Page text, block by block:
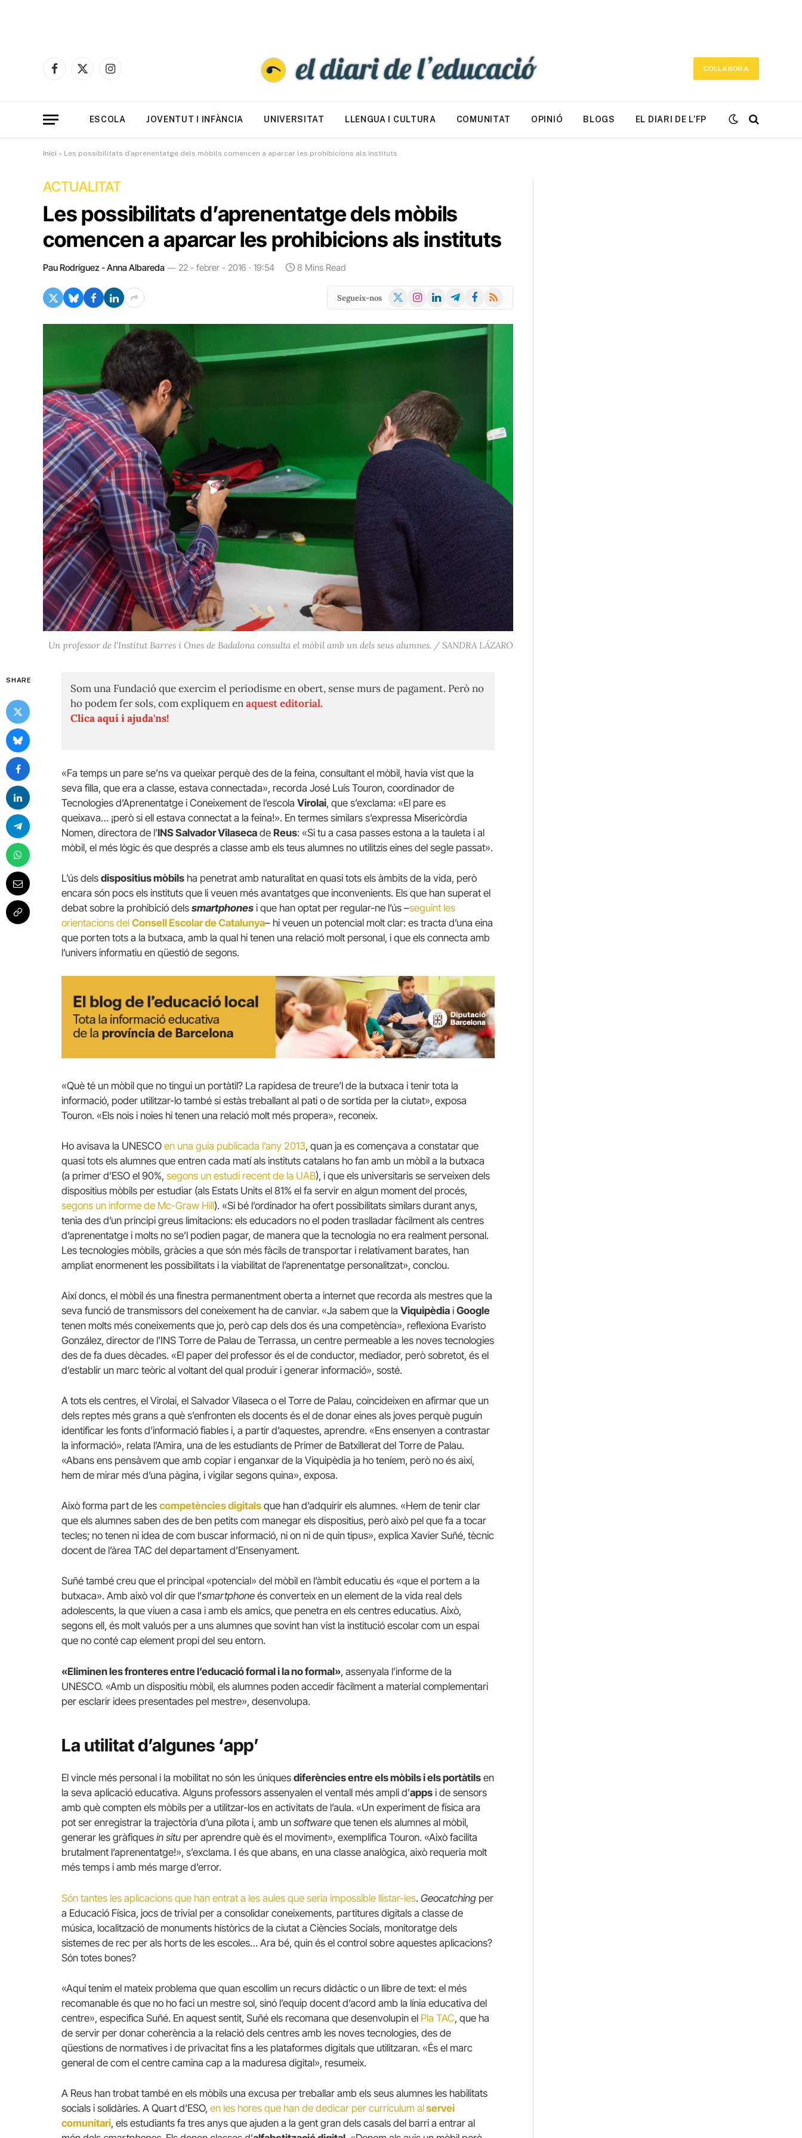
Facebook
X
Instagram
COL·LABORA
ESCOLA JOVENTUT I INFÀNCIA UNIVERSITAT LLENGUA I CULTURA COMUNITAT OPINIÓ BLOGS EL DIARI DE L’FP
Inici » Les possibilitats d’aprenentatge dels mòbils comencen a aparcar les prohibicions als instituts
ACTUALITAT
Les possibilitats d’aprenentatge dels mòbils
comencen a aparcar les prohibicions als instituts
Pau Rodríguez - Anna Albareda 22 - febrer - 2016 · 19:54 8 Mins Read
Segueix-nos
X
Instagram
LinkedInTelegramFacebook
RSS
Un professor de l'Institut Barres i Ones de Badalona consulta el mòbil amb un dels seus alumnes. / SANDRA LÁZARO
SHARE
Som una Fundació que exercim el periodisme en obert, sense murs de pagament. Però no
ho podem fer sols, com expliquem enaquest editorial.
Clica aquí i ajuda'ns!
«Fa temps un pare se’ns va queixar perquè des de la feina, consultant el mòbil, havia vist que la
seva filla, que era a classe, estava connectada», recorda José Luís Touron, coordinador de
Tecnologies d’Aprenentatge i Coneixement de l’escola Virolai, que s’exclama: «El pare es
queixava… ¡però si ell estava connectat a la feina!». En termes similars s’expressa Misericòrdia
Nomen, directora de l’INS Salvador Vilaseca de Reus: «Si tu a casa passes estona a la tauleta i al
mòbil, el més lògic és que després a classe amb els teus alumnes no utilitzis eines del segle passat».
L’ús dels dispositius mòbils ha penetrat amb naturalitat en quasi tots els àmbits de la vida, però
encara són pocs els instituts que li veuen més avantatges que inconvenients. Els que han superat el
debat sobre la prohibició dels smartphones i que han optat per regular-ne l’ús –seguint les
orientacions del Consell Escolar de Catalunya– hi veuen un potencial molt clar: es tracta d’una eina
que porten tots a la butxaca, amb la qual hi tenen una relació molt personal, i que els connecta amb
l’univers informatiu en qüestió de segons.
«Què té un mòbil que no tingui un portàtil? La rapidesa de treure’l de la butxaca i tenir tota la
informació, poder utilitzar-lo també si estàs treballant al pati o de sortida per la ciutat», exposa
Touron. «Els nois i noies hi tenen una relació molt més propera», reconeix.
Ho avisava la UNESCO en una guia publicada l’any 2013, quan ja es començava a constatar que
quasi tots els alumnes que entren cada matí als instituts catalans ho fan amb un mòbil a la butxaca
(a primer d’ESO el 90%, segons un estudi recent de la UAB), i que els universitaris se serveixen dels
dispositius mòbils per estudiar (als Estats Units el 81% el fa servir en algun moment del procés,
segons un informe de Mc-Graw Hill). «Si bé l’ordinador ha ofert possibilitats similars durant anys,
tenia des d’un principi greus limitacions: els educadors no el poden traslladar fàcilment als centres
d’aprenentatge i molts no se’l podien pagar, de manera que la tecnologia no era realment personal.
Les tecnologies mòbils, gràcies a que són més fàcils de transportar i relativament barates, han
ampliat enormenent les possibilitats i la viabilitat de l’aprenentatge personalitzat», conclou.
Així doncs, el mòbil és una finestra permanentment oberta a internet que recorda als mestres que la
seva funció de transmissors del coneixement ha de canviar. «Ja sabem que la Viquipèdia i Google
tenen molts més coneixements que jo, però cap dels dos és una competència», reflexiona Evaristo
González, director de l’INS Torre de Palau de Terrassa, un centre permeable a les noves tecnologies
des de fa dues dècades. «El paper del professor és el de conductor, mediador, però sobretot, és el
d’establir un marc teòric al voltant del qual produir i generar informació», sosté.
A tots els centres, el Virolai, el Salvador Vilaseca o el Torre de Palau, coincideixen en afirmar que un
dels reptes més grans a què s’enfronten els docents és el de donar eines als joves perquè puguin
identificar les fonts d’informació fiables i, a partir d’aquestes, aprendre. «Ens ensenyen a contrastar
la informació», relata l’Amira, una de les estudiants de Primer de Batxillerat del Torre de Palau.
«Abans ens pensàvem que amb copiar i enganxar de la Viquipèdia ja ho teníem, però no és així,
hem de mirar més d’una pàgina, i vigilar segons quina», exposa.
Això forma part de les competències digitals que han d’adquirir els alumnes. «Hem de tenir clar
que els alumnes saben des de ben petits com manegar els dispositius, però això pel que fa a tocar
tecles; no tenen ni idea de com buscar informació, ni on ni de quin tipus», explica Xavier Suñé, tècnic
docent de l’àrea TAC del departament d’Ensenyament.
Suñé també creu que el principal «potencial» del mòbil en l’àmbit educatiu és «que el portem a la
butxaca». Amb això vol dir que l’smartphone és converteix en un element de la vida real dels
adolescents, la que viuen a casa i amb els amics, que penetra en els centres educatius. Això,
segons ell, és molt valuós per a uns alumnes que sovint han vist la institució escolar com un espai
que no conté cap element propi del seu entorn.
«Eliminen les fronteres entre l’educació formal i la no formal», assenyala l’informe de la
UNESCO. «Amb un dispositiu mòbil, els alumnes poden accedir fàcilment a material complementari
per esclarir idees presentades pel mestre», desenvolupa.
La utilitat d’algunes ‘app’
El vincle més personal i la mobilitat no són les úniques diferències entre els mòbils i els portàtils en
la seva aplicació educativa. Alguns professors assenyalen el ventall més ampli d’apps i de sensors
amb què compten els mòbils per a utilitzar-los en activitats de l’aula. «Un experiment de física ara
pot ser enregistrar la trajectòria d’una pilota i, amb un software que tenen els alumnes al mòbil,
generar les gràfiques in situ per aprendre què és el moviment», exemplifica Touron. «Això facilita
brutalment l’aprenentatge!», s’exclama. I és que abans, en una classe analògica, això requeria molt
més temps i amb més marge d’error.
Són tantes les aplicacions que han entrat a les aules que seria impossible llistar-les. Geocatching per
a Educació Física, jocs de trivial per a consolidar coneixements, partitures digitals a classe de
música, localització de monuments històrics de la ciutat a Ciències Socials, monitoratge dels
sistemes de rec per als horts de les escoles… Ara bé, quin és el control sobre aquestes aplicacions?
Són totes bones?
«Aquí tenim el mateix problema que quan escollim un recurs didàctic o un llibre de text: el més
recomanable és que no ho faci un mestre sol, sinó l’equip docent d’acord amb la línia educativa del
centre», especifica Suñé. En aquest sentit, Suñé els recomana que desenvolupin el Pla TAC, que ha
de servir per donar coherència a la relació dels centres amb les noves tecnologies, des de
qüestions de normatives i de privacitat fins a les plataformes digitals que utilitzaran. «És el marc
general de com el centre camina cap a la maduresa digital», resumeix.
A Reus han trobat també en els mòbils una excusa per treballar amb els seus alumnes les habilitats
socials i solidàries. A Quart d’ESO, en les hores que han de dedicar per currículum alservei
comunitari, els estudiants fa tres anys que ajuden a la gent gran dels casals del barri a entrar al